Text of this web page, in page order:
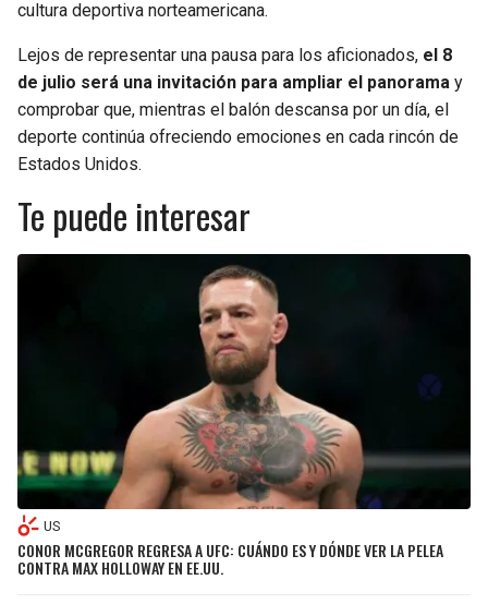
cultura deportiva norteamericana.
Lejos de representar una pausa para los aficionados, el 8
de julio será una invitación para ampliar el panorama y
comprobar que, mientras el balón descansa por un día, el
deporte continúa ofreciendo emociones en cada rincón de
Estados Unidos.
Te puede interesar
US
CONOR MCGREGOR REGRESA A UFC: CUÁNDO ES Y DÓNDE VER LA PELEA
CONTRA MAX HOLLOWAY EN EE.UU.